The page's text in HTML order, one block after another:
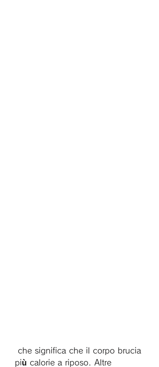
più calorie a riposo. Altre